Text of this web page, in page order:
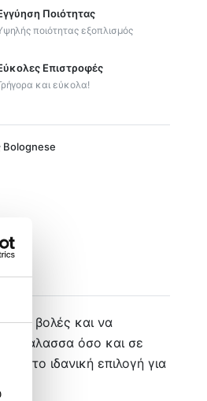
Ποιότητας
ποιότητας εξοπλισμός
Επιστροφές
και εύκολα!
Bolognese
βολές και να
σε θάλασσα όσο και σε
το ιδανική επιλογή για